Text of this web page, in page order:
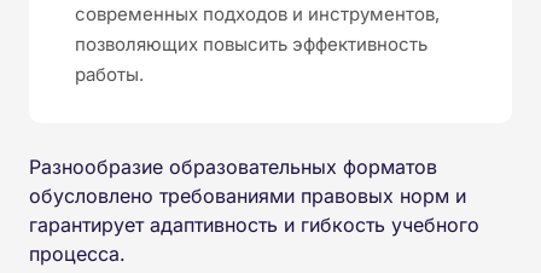
современных подходов и инструментов,
позволяющих повысить эффективность
работы.
Разнообразие образовательных форматов
обусловлено требованиями правовых норм и
гарантирует адаптивность и гибкость учебного
процесса.